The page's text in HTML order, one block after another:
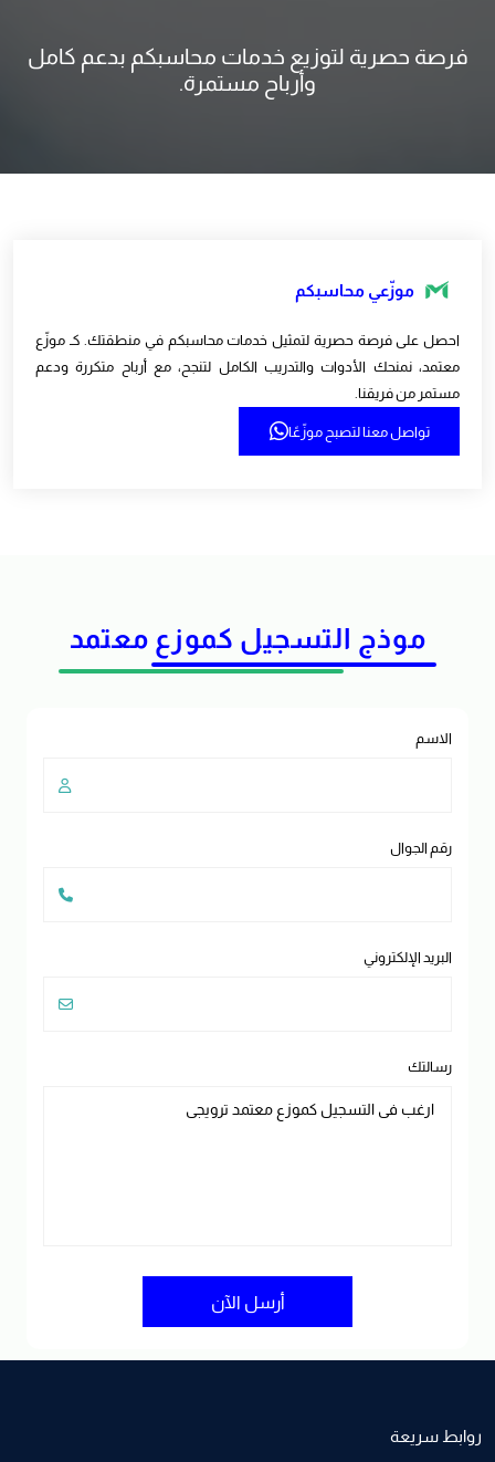
فرصة حصرية لتوزيع خدمات محاسبكم بدعم كامل
وأرباح مستمرة.
موزّعي محاسبكم
احصل على فرصة حصرية لتمثيل خدمات محاسبكم في منطقتك. كـ موزّع
معتمد، نمنحك الأدوات والتدريب الكامل لتنجح، مع أرباح متكررة ودعم
مستمر من فريقنا.
تواصل معنا لتصبح موزّعًا
موذج التسجيل كموزع معتمد
الاسم
رقم الجوال
البريد الإلكتروني
رسالتك
أرسل الآن
روابط سريعة